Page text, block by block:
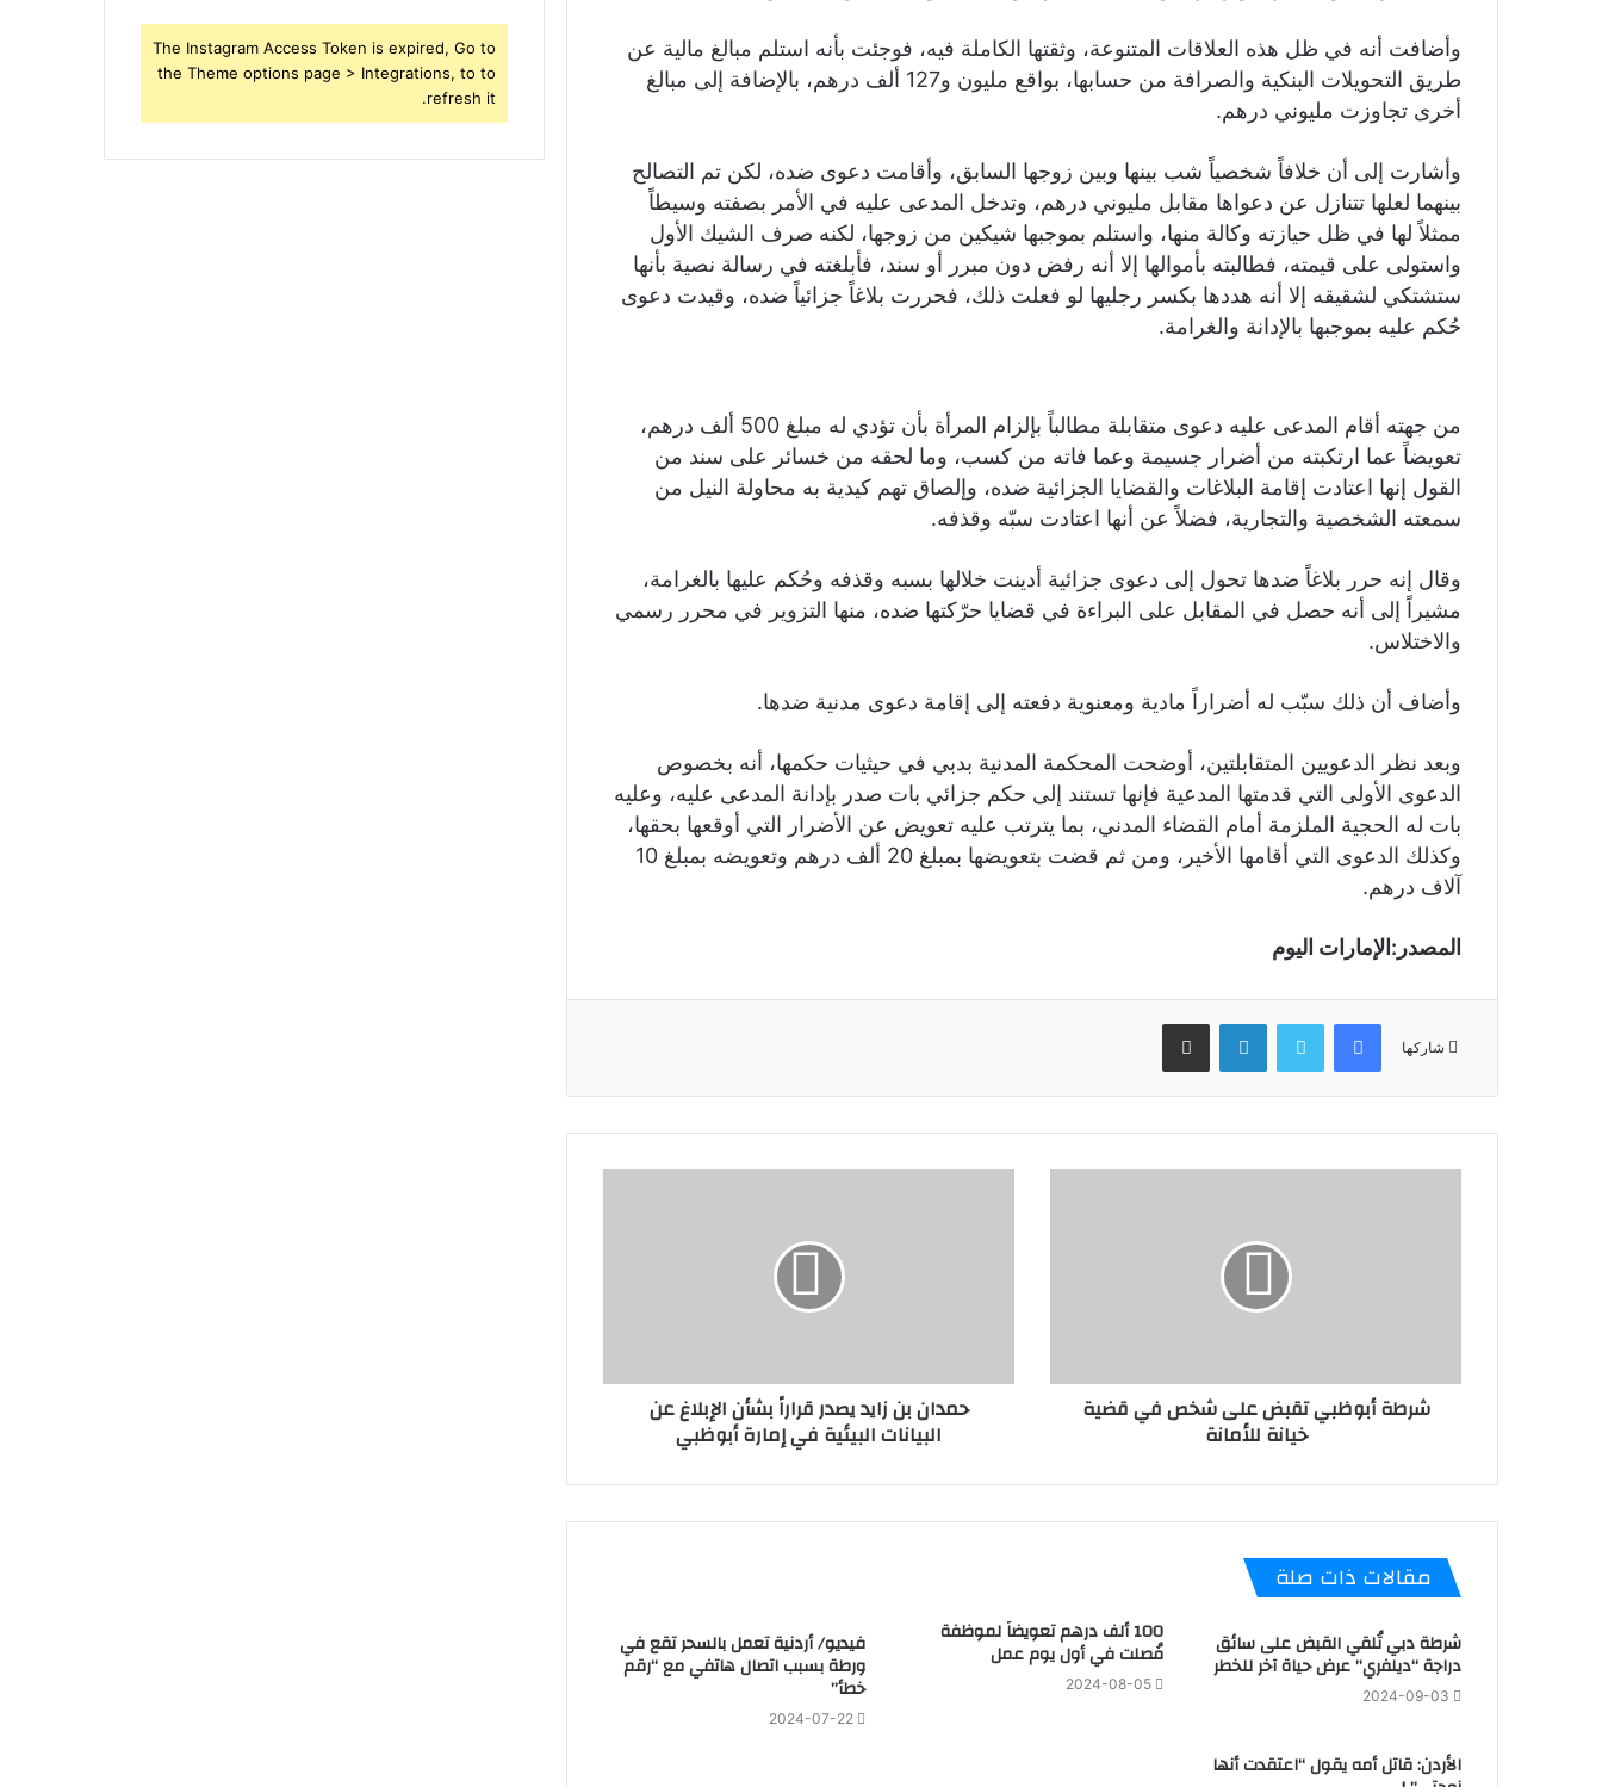
وأضافت أنه في ظل هذه العلاقات المتنوعة، وثقتها الكاملة فيه، فوجئت بأنه استلم مبالغ مالية عن
طريق التحويلات البنكية والصرافة من حسابها، بواقع مليون و127 ألف درهم، بالإضافة إلى مبالغ
أخرى تجاوزت مليوني درهم.
وأشارت إلى أن خلافاً شخصياً شب بينها وبين زوجها السابق، وأقامت دعوى ضده، لكن تم التصالح
بينهما لعلها تتنازل عن دعواها مقابل مليوني درهم، وتدخل المدعى عليه في الأمر بصفته وسيطاً
ممثلاً لها في ظل حيازته وكالة منها، واستلم بموجبها شيكين من زوجها، لكنه صرف الشيك الأول
واستولى على قيمته، فطالبته بأموالها إلا أنه رفض دون مبرر أو سند، فأبلغته في رسالة نصية بأنها
ستشتكي لشقيقه إلا أنه هددها بكسر رجليها لو فعلت ذلك، فحررت بلاغاً جزائياً ضده، وقيدت دعوى
حُكم عليه بموجبها بالإدانة والغرامة.
من جهته أقام المدعى عليه دعوى متقابلة مطالباً بإلزام المرأة بأن تؤدي له مبلغ 500 ألف درهم،
تعويضاً عما ارتكبته من أضرار جسيمة وعما فاته من كسب، وما لحقه من خسائر على سند من
القول إنها اعتادت إقامة البلاغات والقضايا الجزائية ضده، وإلصاق تهم كيدية به محاولة النيل من
سمعته الشخصية والتجارية، فضلاً عن أنها اعتادت سبّه وقذفه.
وقال إنه حرر بلاغاً ضدها تحول إلى دعوى جزائية أدينت خلالها بسبه وقذفه وحُكم عليها بالغرامة،
مشيراً إلى أنه حصل في المقابل على البراءة في قضايا حرّكتها ضده، منها التزوير في محرر رسمي
والاختلاس.
وأضاف أن ذلك سبّب له أضراراً مادية ومعنوية دفعته إلى إقامة دعوى مدنية ضدها.
وبعد نظر الدعويين المتقابلتين، أوضحت المحكمة المدنية بدبي في حيثيات حكمها، أنه بخصوص
الدعوى الأولى التي قدمتها المدعية فإنها تستند إلى حكم جزائي بات صدر بإدانة المدعى عليه، وعليه
بات له الحجية الملزمة أمام القضاء المدني، بما يترتب عليه تعويض عن الأضرار التي أوقعها بحقها،
وكذلك الدعوى التي أقامها الأخير، ومن ثم قضت بتعويضها بمبلغ 20 ألف درهم وتعويضه بمبلغ 10
آلاف درهم.
المصدر:الإمارات اليوم
شاركها
فيسبوك تويتر لينكدإن مشاركة عبر البريد
شرطة أبوظبي تقبض على شخص في قضية
خيانة للأمانة
حمدان بن زايد يصدر قراراً بشأن الإبلاغ عن
البيانات البيئية في إمارة أبوظبي
مقالات ذات صلة
شرطة دبي تُلقي القبض على سائق
دراجة “ديلفري” عرض حياة آخر للخطر
2024-09-03
100 ألف درهم تعويضاً لموظفة
فُصلت في أول يوم عمل
2024-08-05
فيديو/ أردنية تعمل بالسحر تقع في
ورطة بسبب اتصال هاتفي مع “رقم
خطأ”
2024-07-22
الأردن: قاتل أمه يقول “اعتقدت أنها
The Instagram Access Token is expired, Go to
the Theme options page > Integrations, to to
refresh it.